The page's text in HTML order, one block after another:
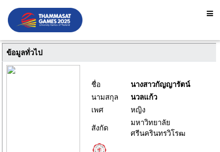
ข้อมูลทั่วไป
ชื่อ
นางสาวกัญญารัตน์
นามสกุล
นวลแก้ว
เพศ
หญิง
สังกัด
มหาวิทยาลัย
ศรีนครินทรวิโรฒ